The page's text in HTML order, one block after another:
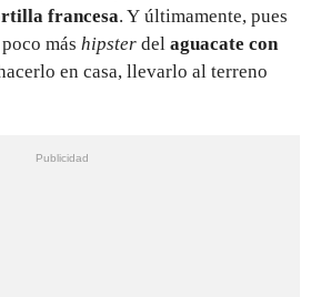
francesa. Y últimamente, pues
más hipster del aguacate con
en casa, llevarlo al terreno